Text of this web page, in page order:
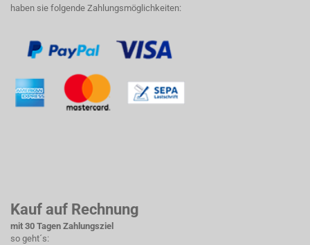
haben sie folgende Zahlungsmöglichkeiten:
Kauf auf Rechnung
mit 30 Tagen Zahlungsziel
so geht´s: